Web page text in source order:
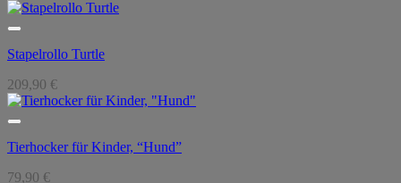
Stapelrollo Turtle
209,90 €
Tierhocker für Kinder, “Hund”
79,90 €